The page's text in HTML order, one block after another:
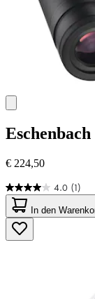
Eschenbach
€ 224,50
4.0 (1)
4.0
von
5
Sternen.
1
In den